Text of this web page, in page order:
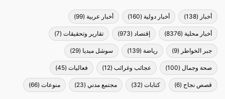
أخبار (138) أخبار دولية (160) أخبار عربية (99)
أخبار محلية (8376) إقتصاد (973) تقارير وتحقيقات (7)
جبر الخواطر (9) رياضة (139) سوشل ميديا (29)
صحة وجمال (100) عجائب وغرائب (12) فعاليات (45)
قصص نجاح (6) كتابات (32) مجتمع مدني (23) منوعات (66)